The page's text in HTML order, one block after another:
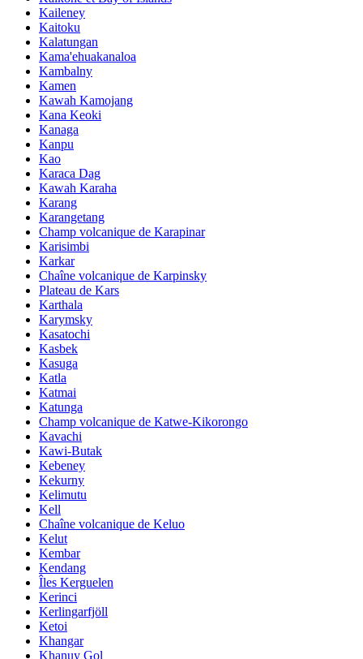
Kaileney
Kaitoku
Kalatungan
Kama'ehuakanaloa
Kambalny
Kamen
Kawah Kamojang
Kana Keoki
Kanaga
Kanpu
Kao
Karaca Dag
Kawah Karaha
Karang
Karangetang
Champ volcanique de Karapinar
Karisimbi
Karkar
Chaîne volcanique de Karpinsky
Plateau de Kars
Karthala
Karymsky
Kasatochi
Kasbek
Kasuga
Katla
Katmai
Katunga
Champ volcanique de Katwe-Kikorongo
Kavachi
Kawi-Butak
Kebeney
Kekurny
Kelimutu
Kell
Chaîne volcanique de Keluo
Kelut
Kembar
Kendang
Îles Kerguelen
Kerinci
Kerlingarfjöll
Ketoi
Khangar
Khanuy Gol